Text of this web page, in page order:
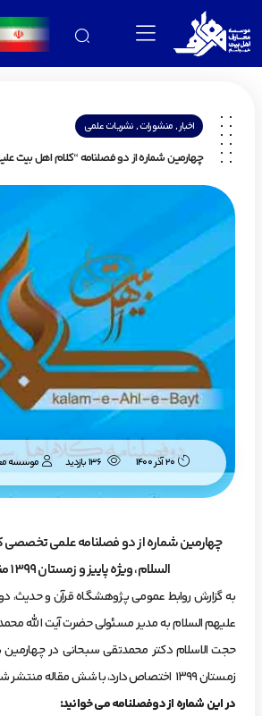
اخبار,منشورات,نشریات علمی
چهارمین شماره از دو فصلنامه “کلام اهل بیت
20 آذر 1400 موسسه
چهارمین شماره از دو فصلنامه علمی تخصصی
السلام، ویژه پاییز و زمستان 1399 منتشر شد.
به گزارش روابط عمومی پژوهشگاه قرآن و حدیث،
علیهم السلام به مدیر مسئولی حضرت آیت الله
حجت الاسلام دکتر محمدتقی سبحانی در چهارمین
زمستان ۱۳۹۹ اختصاص دارد، با شش مقاله منتشر شد.
در این شماره از دوفصلنامه می خوانید: